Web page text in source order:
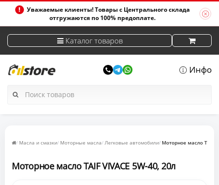
Уважаемые клиенты! Товары с Центрального склада
отгружаются по 100% предоплате.
Каталог товаров
Инфо
Масла и смазки Моторные масла Легковые автомобили Моторное масло TAIF
Моторное масло TAIF VIVACE 5W-40, 20л